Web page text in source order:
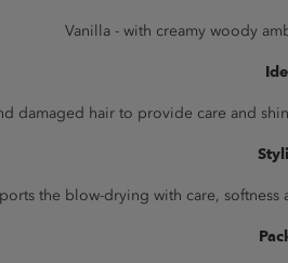
Vanilla - with creamy woody
damaged hair to provide care and
the blow-drying with care,